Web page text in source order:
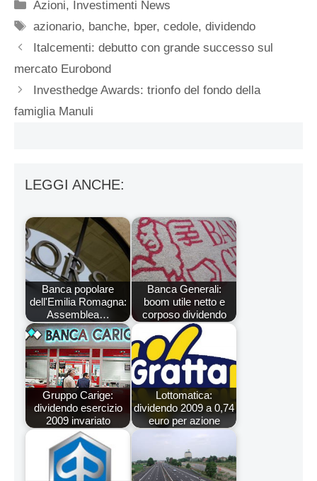
Categorie
Azioni,
Investimenti News
Tag
azionario, banche, bper,cedole,dividendo
Italcementi: debutto con grande successo sul
mercato Eurobond
Investhedge Awards: trionfo del fondo della
famiglia Manuli
LEGGI ANCHE:
Banca popolare
dell'Emilia Romagna:
Assemblea…
Banca Generali:
boom utile netto e
corposo dividendo
Gruppo Carige:
dividendo esercizio
2009 invariato
Lottomatica:
dividendo 2009 a 0,74
euro per azione